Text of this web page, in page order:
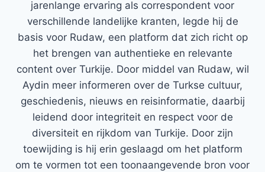
jarenlange ervaring als correspondent voor
verschillende landelijke kranten, legde hij de
basis voor Rudaw, een platform dat zich richt op
het brengen van authentieke en relevante
content over Turkije. Door middel van Rudaw, wil
Aydin meer informeren over de Turkse cultuur,
geschiedenis, nieuws en reisinformatie, daarbij
leidend door integriteit en respect voor de
diversiteit en rijkdom van Turkije. Door zijn
toewijding is hij erin geslaagd om het platform
om te vormen tot een toonaangevende bron voor